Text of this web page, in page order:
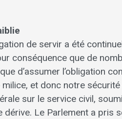
de servir a été
conséquence que de
d’assumer l’obligation
et donc notre sécurité
sur le service civil,
Le Parlement a pris